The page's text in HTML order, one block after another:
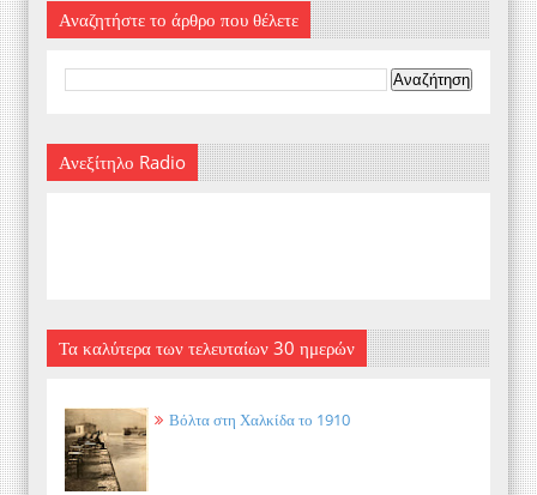
Αναζητήστε το άρθρο που θέλετε
Ανεξίτηλο Radio
Τα καλύτερα των τελευταίων 30 ημερών
Βόλτα στη Χαλκίδα το 1910